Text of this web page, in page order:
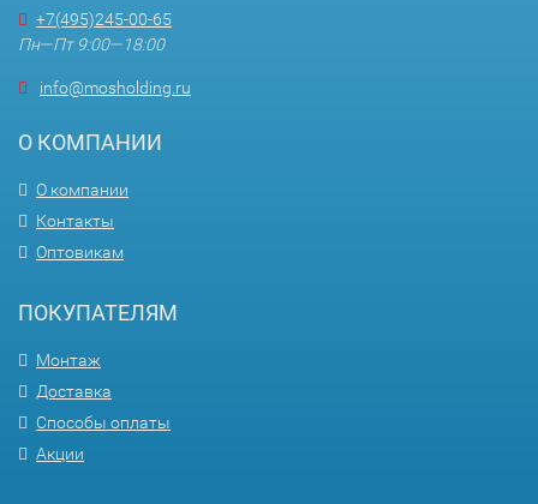
+7(495)245-00-65
Пн—Пт 9:00—18:00
info@mosholding.ru
О КОМПАНИИ
О компании
Контакты
Оптовикам
ПОКУПАТЕЛЯМ
Монтаж
Доставка
Способы оплаты
Акции